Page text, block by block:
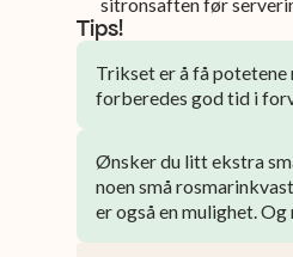
Tips!
Trikset er å få potetene
forberedes god tid i
Ønsker du litt ekstra
noen små
er også en mulighet.